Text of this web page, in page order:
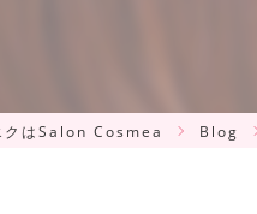
クはSalon Cosmea Blog